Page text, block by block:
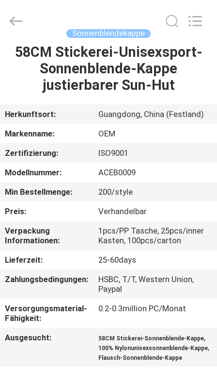
HAUS
PRODUKTE
ÜBER
UNS
FABRIK-
AUSFLUG
QUALITÄTSKONTROLLE
TRETEN
SIE
MIT
IN
VERBINDUNG
Ltd..
Sonnenblendekappe
58CM Stickerei-Unisexsport-
Sonnenblende-Kappe
justierbarer Sun-Hut
Herkunftsort:
Guangdong, China (Festland)
Markenname:
OEM
Zertifizierung:
ISO9001
Modellnummer:
ACEB0009
Min Bestellmenge:
200/style
Preis:
Verhandelbar
Verpackung
Informationen:
1pcs/PP Tasche, 25pcs/inner
Kasten, 100pcs/carton
Lieferzeit:
25-60days
Zahlungsbedingungen:
HSBC, T/T, Western Union,
Paypal
Versorgungsmaterial-
Fähigkeit:
0.2-0.3million PC/Monat
Ausgesucht: 58CM Stickerei-Sonnenblende-Kappe,
100% Nylonunisexsonnenblende-Kappe,
Flausch-Sonnenblende-Kappe